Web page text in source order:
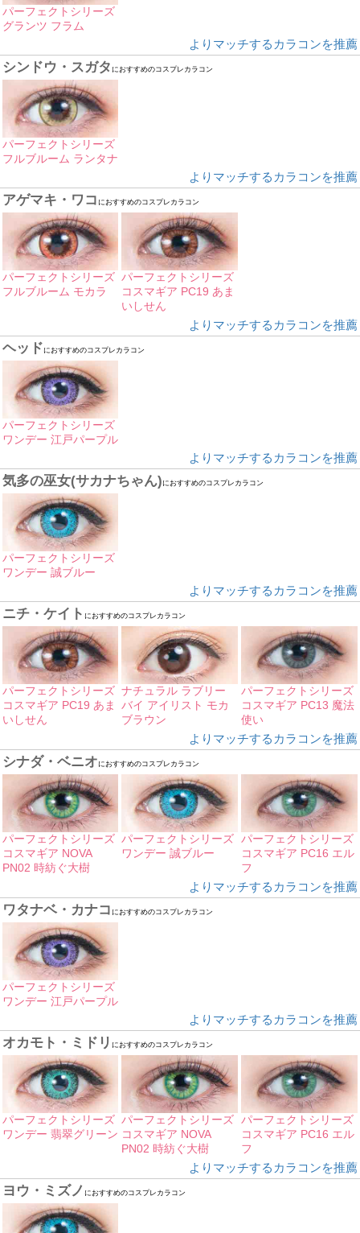
パーフェクトシリーズ
グランツ フラム
よりマッチするカラコンを推薦
シンドウ・スガタ におすすめのコスプレカラコン
パーフェクトシリーズ
フルブルーム ランタナ
よりマッチするカラコンを推薦
アゲマキ・ワコ におすすめのコスプレカラコン
パーフェクトシリーズ
フルブルーム モカラ
パーフェクトシリーズ
コスマギア PC19 あま
いしせん
よりマッチするカラコンを推薦
ヘッドにおすすめのコスプレカラコン
パーフェクトシリーズ
ワンデー 江戸パープル
よりマッチするカラコンを推薦
気多の巫女(サカナちゃん)におすすめのコスプレカラコン
パーフェクトシリーズ
ワンデー 誠ブルー
よりマッチするカラコンを推薦
ニチ・ケイト におすすめのコスプレカラコン
パーフェクトシリーズ
コスマギア PC19 あま
いしせん
ナチュラル ラブリー
バイ アイリスト モカ
ブラウン
パーフェクトシリーズ
コスマギア PC13 魔法
使い
よりマッチするカラコンを推薦
シナダ・ベニオにおすすめのコスプレカラコン
パーフェクトシリーズ
コスマギア NOVA
PN02 時紡ぐ大樹
パーフェクトシリーズ
ワンデー 誠ブルー
パーフェクトシリーズ
コスマギア PC16 エル
フ
よりマッチするカラコンを推薦
ワタナベ・カナコ におすすめのコスプレカラコン
パーフェクトシリーズ
ワンデー 江戸パープル
よりマッチするカラコンを推薦
オカモト・ミドリ におすすめのコスプレカラコン
パーフェクトシリーズ
ワンデー 翡翠グリーン
パーフェクトシリーズ
コスマギア NOVA
PN02 時紡ぐ大樹
パーフェクトシリーズ
コスマギア PC16 エル
フ
よりマッチするカラコンを推薦
ヨウ・ミズノ におすすめのコスプレカラコン